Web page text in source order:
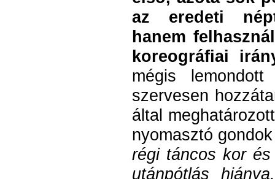
az eredeti
hanem
koreográfiai
mégis
szervesen
által
nyomasztó
régi táncos kor
utánpótlás